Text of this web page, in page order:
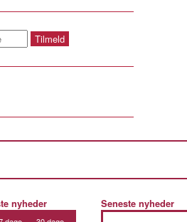
nyheder Seneste nyheder